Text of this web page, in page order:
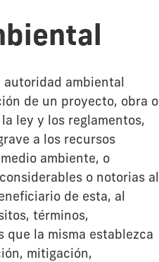
ambiental
de un proyecto, obra o
ley y los reglamentos,
a los recursos
ambiente, o
o notorias al
de esta, al
términos,
que la misma establezca
mitigación,